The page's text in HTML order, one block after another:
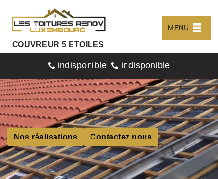
COUVREUR 5 ETOILES
MENU
indisponible indisponible
Nos réalisations Contactez nous